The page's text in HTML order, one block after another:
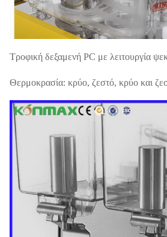
20' FT φορτίο 150PCS
Τροφική δεξαμενή PC με λειτουργία
Θερμοκρασία: κρύο, ζεστό, κρύο και